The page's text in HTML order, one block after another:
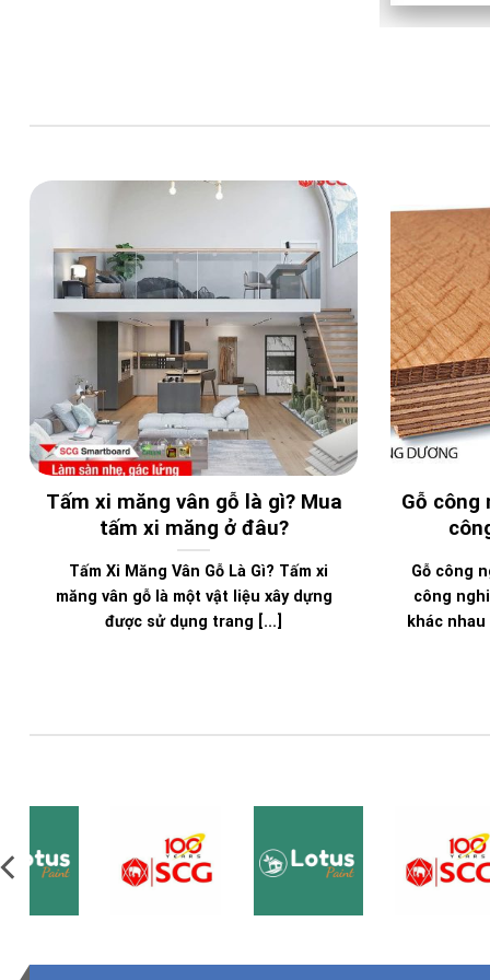
Tấm xi măng vân gỗ là gì? Mua
tấm xi măng ở đâu?
Tấm Xi Măng Vân Gỗ Là Gì? Tấm xi
măng vân gỗ là một vật liệu xây dựng
được sử dụng trang [...]
Gỗ công
Gỗ công
công
khác